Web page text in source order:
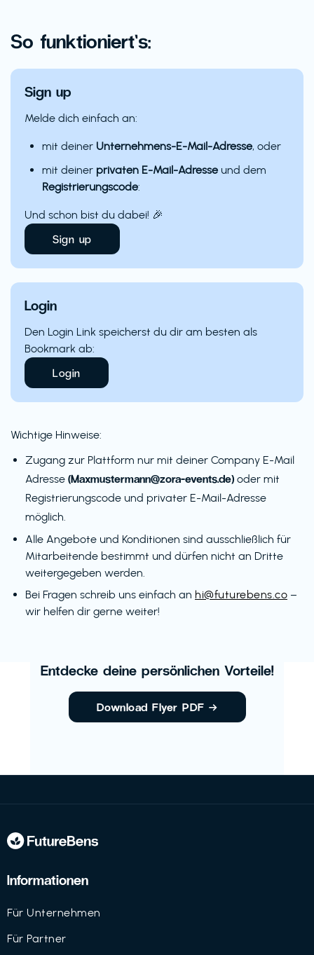
So funktioniert’s:
Sign up
Melde dich einfach an:
mit deiner Unternehmens-E-Mail-Adresse, oder
mit deiner privaten E-Mail-Adresse und dem
Registrierungscode:
Und schon bist du dabei! 🎉
Sign up
Login
Den Login Link speicherst du dir am besten als
Bookmark ab:
Login
Wichtige Hinweise:
Zugang zur Plattform nur mit deiner Company E-Mail
Adresse (Maxmustermann@zora-events.de) oder mit
Registrierungscode und privater E-Mail-Adresse
möglich.
Alle Angebote und Konditionen sind ausschließlich für
Mitarbeitende bestimmt und dürfen nicht an Dritte
weitergegeben werden.
Bei Fragen schreib uns einfach an hi@futurebens.co –
wir helfen dir gerne weiter!
Entdecke deine persönlichen Vorteile!
Download Flyer PDF →
Informationen
Für Unternehmen
Für Partner